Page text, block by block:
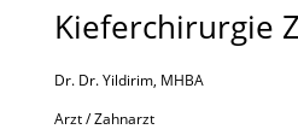
Kieferchirurgie
Dr. Dr. Yildirim, MHBA
Arzt / Zahnarzt